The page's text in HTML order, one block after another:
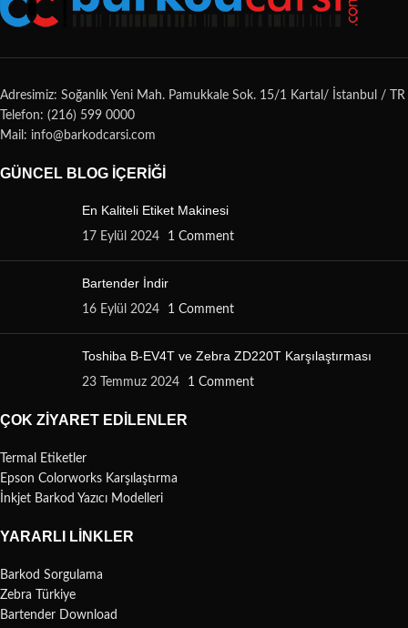
Adresimiz: Soğanlık Yeni Mah. Pamukkale Sok. 15/1 Kartal/ İstanbul / TR
Telefon: (216) 599 0000
Mail: info@barkodcarsi.com
GÜNCEL BLOG İÇERIĞI
En Kaliteli Etiket Makinesi
17 Eylül 2024 1 Comment
Bartender İndir
16 Eylül 2024 1 Comment
Toshiba B-EV4T ve Zebra ZD220T Karşılaştırması
23 Temmuz 2024 1 Comment
ÇOK ZIYARET EDILENLER
Termal Etiketler
Epson Colorworks Karşılaştırma
İnkjet Barkod Yazıcı Modelleri
YARARLI LINKLER
Barkod Sorgulama
Zebra Türkiye
Bartender Download